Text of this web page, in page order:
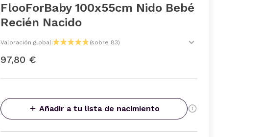
FlooForBaby 100x55cm Nido Bebé
Recién Nacido
Valoración global: (sobre 83)
97,80 €
Añadir a tu lista de nacimiento